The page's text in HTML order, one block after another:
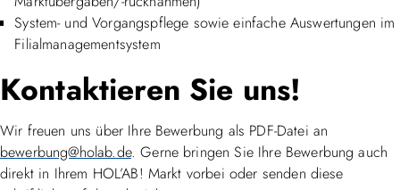
System- und Vorgangspflege sowie einfache Auswertungen im
Filialmanagementsystem
Kontaktieren Sie uns!
Wir freuen uns über Ihre Bewerbung als PDF-Datei an
bewerbung@holab.de. Gerne bringen Sie Ihre Bewerbung auch
direkt in Ihrem HOL’AB! Markt vorbei oder senden diese